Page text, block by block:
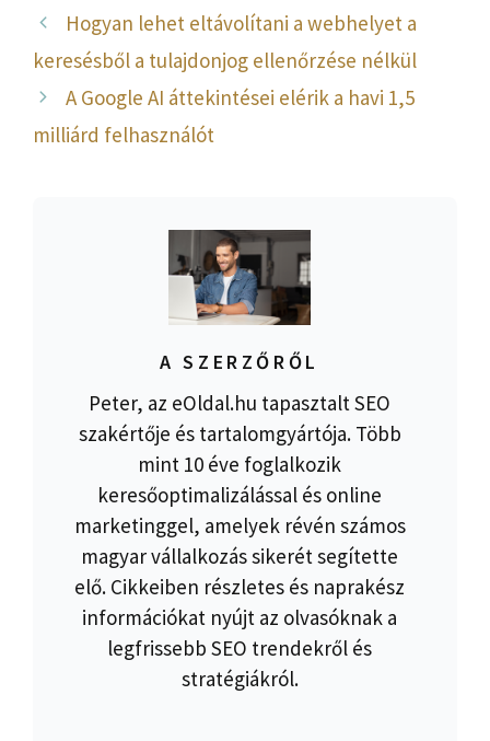
Hogyan lehet eltávolítani a webhelyet a
keresésből a tulajdonjog ellenőrzése nélkül
A Google AI áttekintései elérik a havi 1,5
milliárd felhasználót
A SZERZŐRŐL
Peter, az eOldal.hu tapasztalt SEO
szakértője és tartalomgyártója. Több
mint 10 éve foglalkozik
keresőoptimalizálással és online
marketinggel, amelyek révén számos
magyar vállalkozás sikerét segítette
elő. Cikkeiben részletes és naprakész
információkat nyújt az olvasóknak a
legfrissebb SEO trendekről és
stratégiákról.